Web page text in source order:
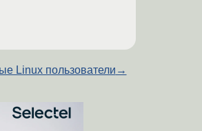
Linux пользователи →